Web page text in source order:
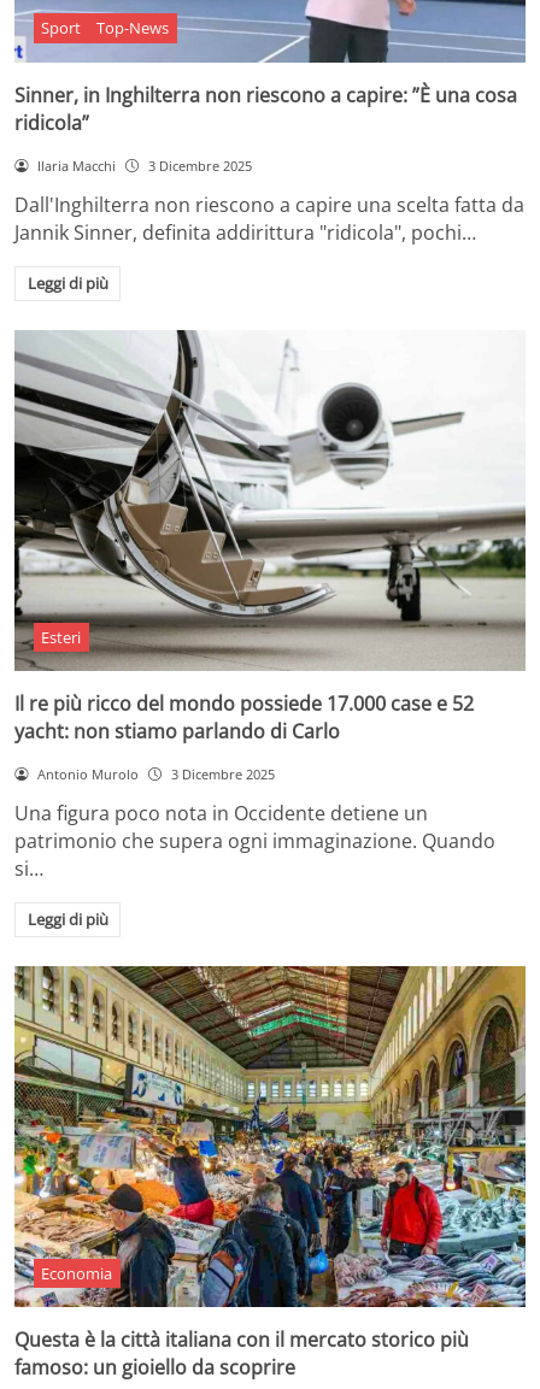
Sport Top-News
Sinner, in Inghilterra non riescono a capire: ”È una cosa
ridicola”
Ilaria Macchi 3 Dicembre 2025
Dall'Inghilterra non riescono a capire una scelta fatta da
Jannik Sinner, definita addirittura "ridicola", pochi…
Leggi di più
Esteri
Il re più ricco del mondo possiede 17.000 case e 52
yacht: non stiamo parlando di Carlo
Antonio Murolo 3 Dicembre 2025
Una figura poco nota in Occidente detiene un
patrimonio che supera ogni immaginazione. Quando
si…
Leggi di più
Economia
Questa è la città italiana con il mercato storico più
famoso: un gioiello da scoprire